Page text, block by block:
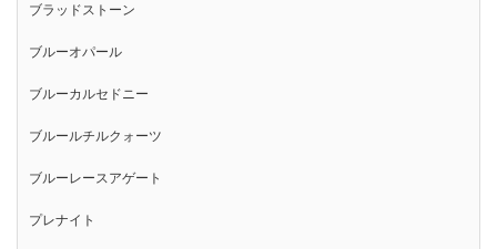
ブラッドストーン
ブルーオパール
ブルーカルセドニー
ブルールチルクォーツ
ブルーレースアゲート
プレナイト